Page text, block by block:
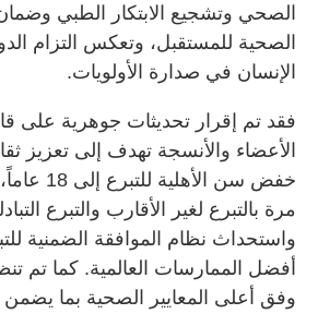
الصحي وتشجيع الابتكار الطبي
الصحية للمستقبل، وتعكس التزام
الإنسان في صدارة الأولويات.
فقد تم إقرار تحديثات جوهرية على
الأعضاء والأنسجة تهدف إلى تعزيز
خفض سن
مرة بالتبرع لغير الأقارب والتبرع
واستحداث نظام الموافقة الضمنية
أفضل الممارسات العالمية. كما تم
وفق أعلى المعايير الصحية بما